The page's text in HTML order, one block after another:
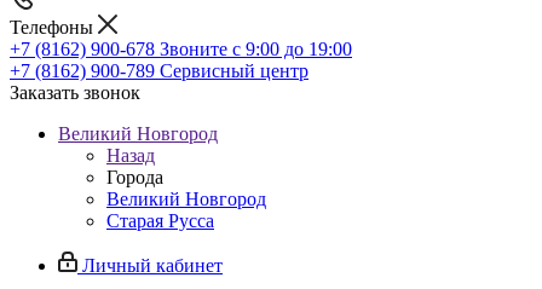
Телефоны
+7 (8162) 900-678 Звоните с 9:00 до 19:00
+7 (8162) 900-789 Сервисный центр
Заказать звонок
Великий Новгород
Назад
Города
Великий Новгород
Старая Русса
Личный кабинет